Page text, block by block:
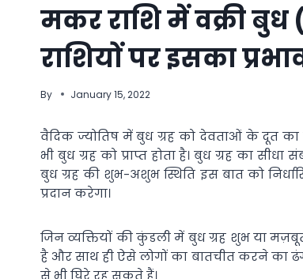
मकर राशि में वक्री बुध
राशियों पर इसका
By January 15, 2022
वैदिक ज्योतिष में बुध ग्रह को देवताओं के दूत का
भी बुध ग्रह को प्राप्त होता है। बुध ग्रह का
बुध ग्रह की शुभ-अशुभ स्थिति इस बात को
प्रदान करेगा।
जिन व्यक्तियों की कुंडली में बुध ग्रह शुभ या
है और साथ ही ऐसे लोगों का बातचीत करने का
से भी घिरे रह सकते हैं।